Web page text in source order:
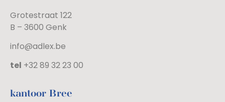
Grotestraat 122
B – 3600 Genk
info@adlex.be
tel +32 89 32 23 00
kantoor Bree